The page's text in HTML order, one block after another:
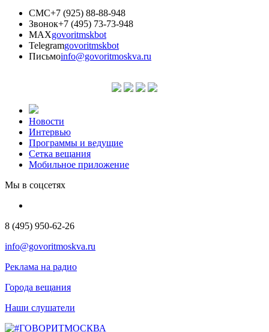
СМС+7 (925) 88-88-948
Звонок+7 (495) 73-73-948
MAXgovoritmskbot
Telegramgovoritmskbot
Письмоinfo@govoritmoskva.ru
Новости
Интервью
Программы и ведущие
Сетка вещания
Мобильное приложение
Мы в соцсетях
8 (495) 950-62-26
info@govoritmoskva.ru
Реклама на радио
Города вещания
Наши слушатели